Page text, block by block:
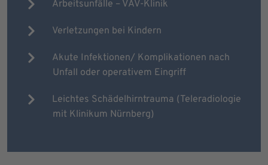
Arbeitsunfälle – VAV-Klinik
Verletzungen bei Kindern
Akute Infektionen/ Komplikationen nach
Unfall oder operativem Eingriff
Leichtes Schädelhirntrauma (Teleradiologie
mit Klinikum Nürnberg)